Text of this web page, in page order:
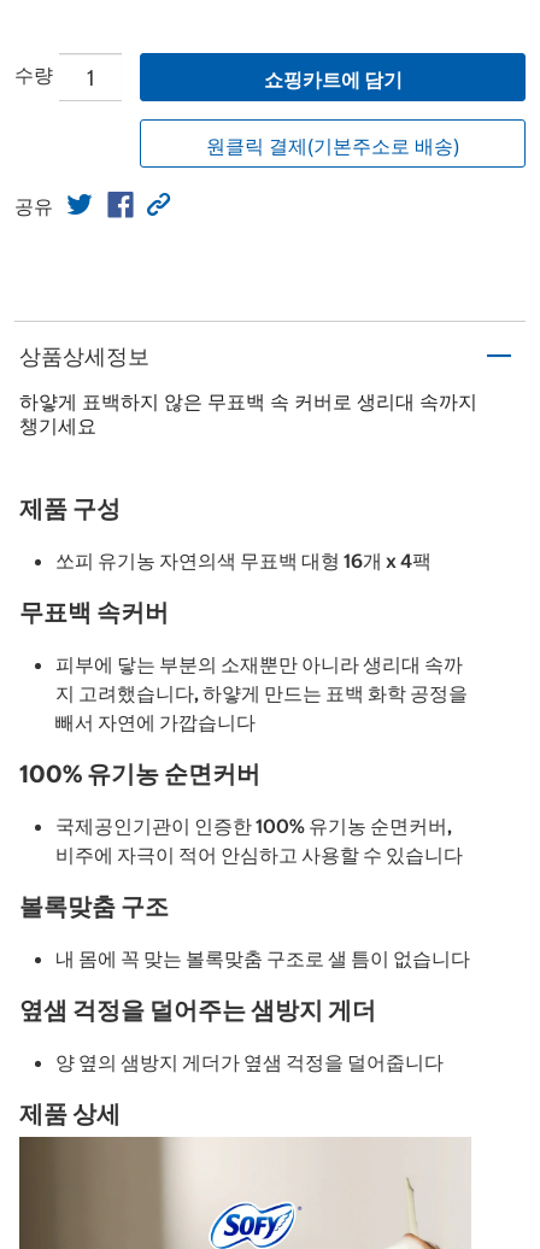
수량 쇼핑카트에 담기
원클릭 결제(기본주소로 배송)
공유
상품상세정보
하얗게 표백하지 않은 무표백 속 커버로 생리대 속까지
챙기세요
제품 구성
쏘피 유기농 자연의색 무표백 대형 16개 x 4팩
무표백 속커버
피부에 닿는 부분의 소재뿐만 아니라 생리대 속까
지 고려했습니다, 하얗게 만드는 표백 화학 공정을
빼서 자연에 가깝습니다
100% 유기농 순면커버
국제공인기관이 인증한 100% 유기농 순면커버,
비주에 자극이 적어 안심하고 사용할 수 있습니다
볼록맞춤 구조
내 몸에 꼭 맞는 볼록맞춤 구조로 샐 틈이 없습니다
옆샘 걱정을 덜어주는 샘방지 게더
양 옆의 샘방지 게더가 옆샘 걱정을 덜어줍니다
제품 상세